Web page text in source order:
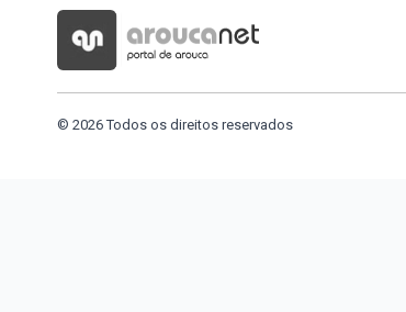
© 2026 Todos os direitos reservados